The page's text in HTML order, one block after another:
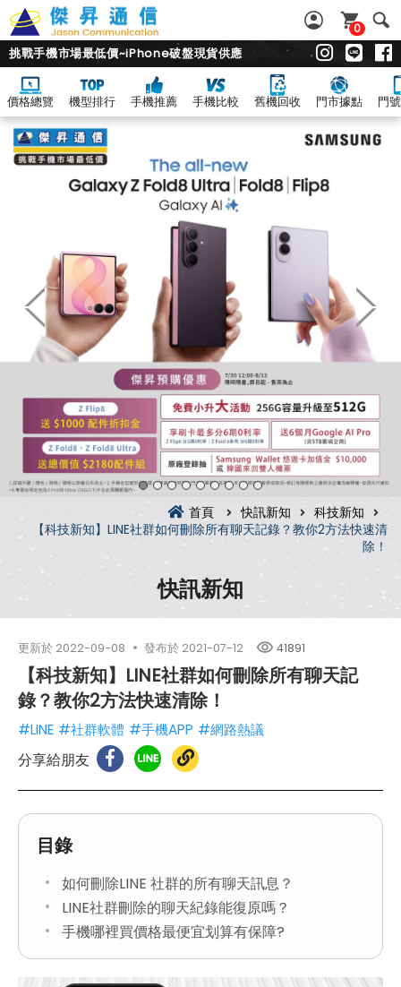
0
挑戰手機市場最低價~iPhone破盤現貨供應
價格總覽 機型排行 手機推薦 手機比較 舊機回收 門市據點 門
首頁 快訊新知
科技新知
【科技新知】LINE社群如何刪除所有聊天記錄？教你2方法快速清
除！
快訊新知
更新於 2022-09-08 發布於 2021-07-12 41891
【科技新知】LINE社群如何刪除所有聊天記
錄？教你2方法快速清除！
#LINE #社群軟體 #手機APP #網路熱議
分享給朋友
目錄
如何刪除LINE 社群的所有聊天訊息？
LINE社群刪除的聊天紀錄能復原嗎？
手機哪裡買價格最便宜划算有保障?